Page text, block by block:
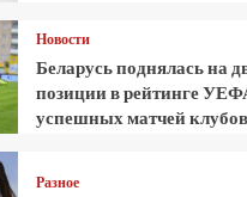
Новости
Беларусь поднялась на
позиции в рейтинге
успешных матчей клубов
Разное